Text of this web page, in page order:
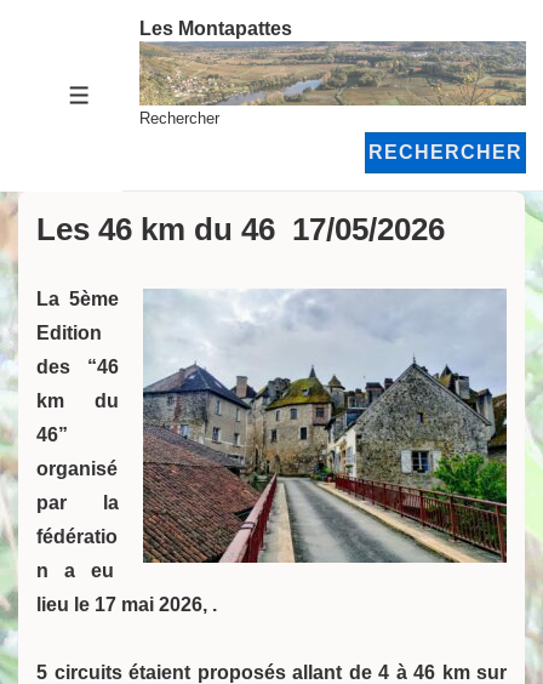
MENU
Les Montapattes
Rechercher
RECHERCHER
Les 46 km du 46 17/05/2026
La 5ème
Edition
des “46
km du
46”
organisé
par la
fédératio
n a eu
lieu le 17 mai 2026, .
5 circuits étaient proposés allant de 4 à 46 km sur